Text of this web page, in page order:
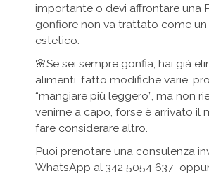
importante o devi affrontare una
gonfiore non va trattato come
estetico.
🌸Se sei sempre gonfia, hai già
alimenti, fatto modifiche varie,
“mangiare più leggero”, ma non
venirne a capo, forse è arrivato il
fare considerare altro.
Puoi prenotare una consulenza
WhatsApp al 342 5054 637